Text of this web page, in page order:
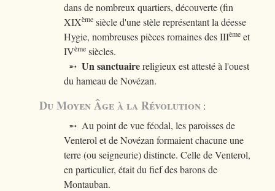
dans de nombreux quartiers, découverte (fin
XIXème siècle d'une stèle représentant la déesse
Hygie, nombreuses pièces romaines des IIIème et
IVème siècles.
➵ Un sanctuairereligieux est attesté à l'ouest
du hameau de Novézan.
Du Moyen Âge à la Révolution :
➵ Au point de vue féodal, les paroisses de
Venterol et de Novézan formaient chacune une
terre (ou seigneurie) distincte. Celle de Venterol,
en particulier, était du fief des barons de
Montauban.